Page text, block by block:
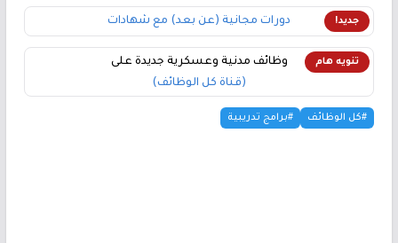
جديد! دورات مجانية (عن بعد) مع شهادات
تنويه هام
وظائف مدنية وعسكرية جديدة على
(قناة كل الوظائف)
#كل الوظائف #برامج تدريبية